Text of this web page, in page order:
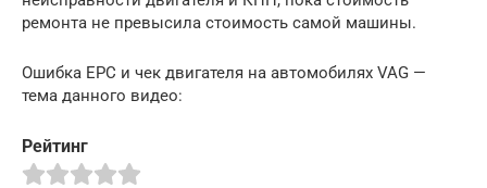
ремонта не превысила стоимость самой машины.
Ошибка EPC и чек двигателя на автомобилях VAG —
тема данного видео:
Рейтинг